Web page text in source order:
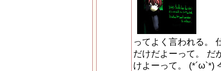
ってよく言われる。
だけだよーって。 だ
けよーって。 (*´ω`*)